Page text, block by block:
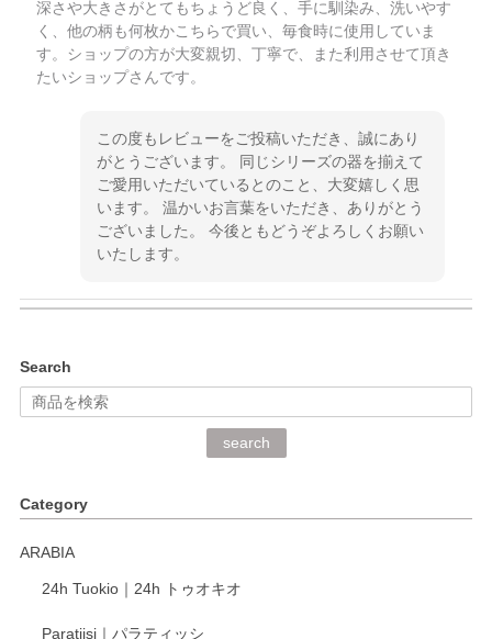
深さや大きさがとてもちょうど良く、手に馴染み、洗いやす
く、他の柄も何枚かこちらで買い、毎食時に使用していま
す。ショップの方が大変親切、丁寧で、また利用させて頂き
たいショップさんです。
この度もレビューをご投稿いただき、誠にあり
がとうございます。 同じシリーズの器を揃えて
ご愛用いただいているとのこと、大変嬉しく思
います。 温かいお言葉をいただき、ありがとう
ございました。 今後ともどうぞよろしくお願い
いたします。
深さや大きさがとてもちょうど良く、手に馴染み、洗いやす
く、他の柄も何枚かこちらで買い、毎食時に使用していま
く交換して下さいました。
がとうございます。 同じシリーズの器を揃えて
Search
search
Category
ARABIA
24h Tuokio｜24h トゥオキオ
Paratiisi｜パラティッシ